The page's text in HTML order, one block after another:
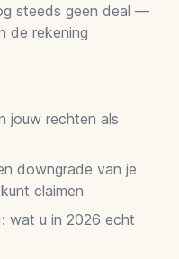
steeds geen deal —
de rekening
jouw rechten als
downgrade van je
claimen
wat u in 2026 echt